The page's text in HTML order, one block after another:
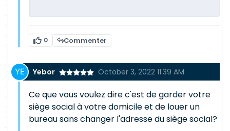
0 Commenter
Yebor October 3, 2022 11:39 AM
Ce que vous voulez dire c'est de garder votre
siège social à votre domicile et de louer un
bureau sans changer l'adresse du siège social?